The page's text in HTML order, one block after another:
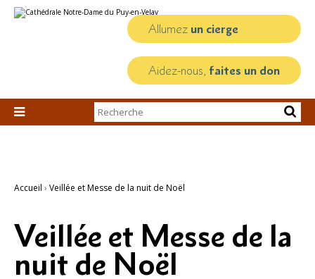
au
personnels
Allumez un cierge
Aidez-nous, faites un don

Chercher par
Recherche
Accueil › Veillée et Messe de la nuit de Noël
Veillée et Messe de la
nuit de Noël